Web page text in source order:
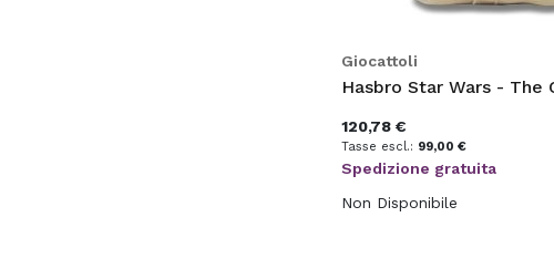
Giocattoli
120,78 €
99,00 €
Spedizione gratuita
Non Disponibile